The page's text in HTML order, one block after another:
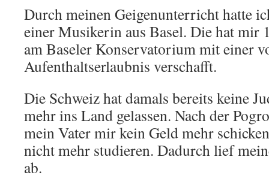
Durch meinen Geigenunterricht hatte
einer Musikerin aus Basel. Die hat mir
am Baseler Konservatorium mit einer
Aufenthaltserlaubnis verschafft.
Die Schweiz hat damals bereits keine
mehr ins Land gelassen. Nach der
mein Vater mir kein Geld mehr
nicht mehr studieren. Dadurch lief
ab.